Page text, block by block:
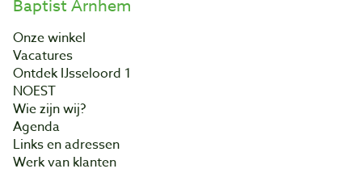
Baptist Arnhem
Onze winkel
Vacatures
Ontdek IJsseloord 1
NOEST
Wie zijn wij?
Agenda
Links en adressen
Werk van klanten